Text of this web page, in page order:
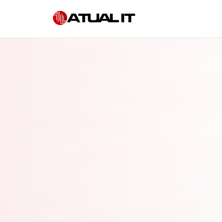
Início » Consultoria de TI em Osasco